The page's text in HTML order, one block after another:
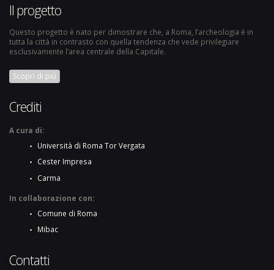
Il progetto
Questo progetto è nato per dimostrare che, a Roma, l’archeologia è in
tutta la città in contrasto con quella tendenza che vede privilegiare
esclusivamente l’area centrale della Capitale.
Scopri di più
Crediti
A cura di:
Università di Roma Tor Vergata
Cester Impresa
Carma
In collaborazione con:
Comune di Roma
Mibac
Contatti